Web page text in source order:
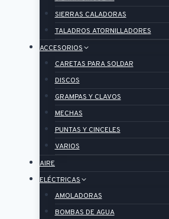
SIERRAS CALADORAS
TALADROS ATORNILLADORES
ACCESORIOS
CARETAS PARA SOLDAR
DISCOS
GRAMPAS Y CLAVOS
MECHAS
PUNTAS Y CINCELES
VARIOS
AIRE
ELÉCTRICAS
AMOLADORAS
BOMBAS DE AGUA